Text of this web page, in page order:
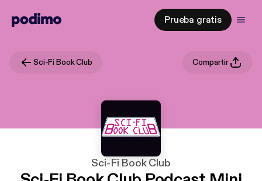
Prueba gratis
Sci-Fi Book Club Compartir
Sci-Fi Book Club